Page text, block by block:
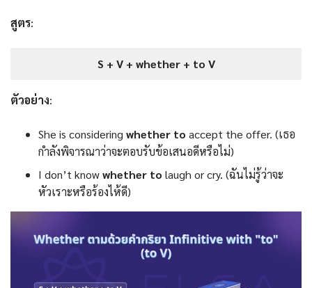
สูตร:
S + V + whether + to V
ตัวอย่าง:
She is considering whether to accept the offer. (เธอ
กำลังพิจารณาว่าจะตอบรับข้อเสนอดีหรือไม่)
I don’t knowwhether to laugh or cry. (ฉันไม่รู้ว่าจะ
หัวเราะหรือร้องไห้ดี)